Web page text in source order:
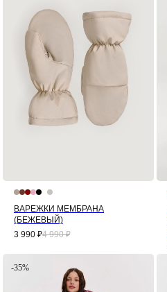
ВАРЕЖКИ МЕМБРАНА
(БЕЖЕВЫЙ)
3 990 ₽4 990 ₽
-35%